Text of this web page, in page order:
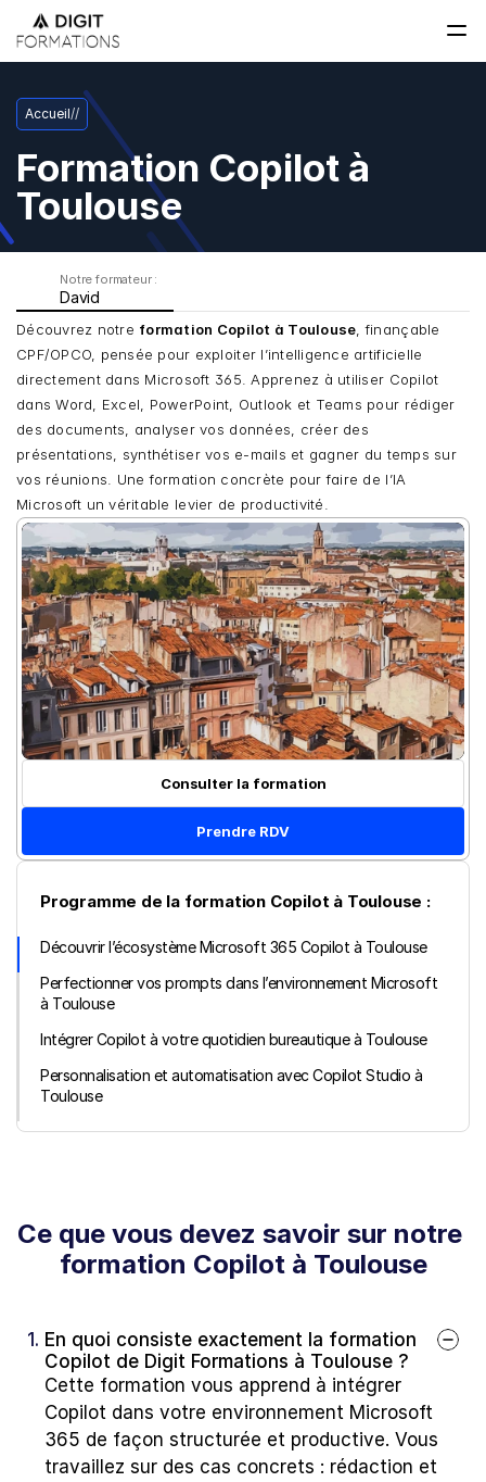
Notre formateur :
David
Découvrez notre formation Copilot à Toulouse , finançable
CPF/OPCO, pensée pour exploiter l’intelligence artificielle
directement dans Microsoft 365. Apprenez à utiliser Copilot
dans Word, Excel, PowerPoint, Outlook et Teams pour rédiger
des documents, analyser vos données, créer des
présentations, synthétiser vos e-mails et gagner du temps sur
vos réunions. Une formation concrète pour faire de l’IA
Microsoft un véritable levier de productivité.
Programme de la formation Copilot à Toulouse :
Découvrir l’écosystème Microsoft 365 Copilot à Toulouse
Perfectionner vos prompts dans l’environnement Microsoft
à Toulouse
Intégrer Copilot à votre quotidien bureautique à Toulouse
Personnalisation et automatisation avec Copilot Studio à
Toulouse
Consulter la formation
Prendre RDV
Ce que vous devez savoir sur notre
formation Copilot à Toulouse
1. En quoi consiste exactement la formation
Copilot de Digit Formations à Toulouse ?
Cette formation vous apprend à intégrer
Copilot dans votre environnement Microsoft
365 de façon structurée et productive. Vous
travaillez sur des cas concrets : rédaction et
Accueil//
Formation Copilot à
Toulouse